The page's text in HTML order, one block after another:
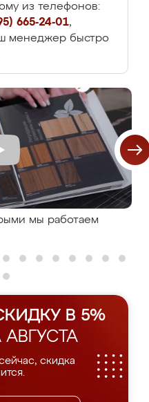
из телефонов:
665-24-01,
менеджер быстро
мы работаем
В 5%
скидка